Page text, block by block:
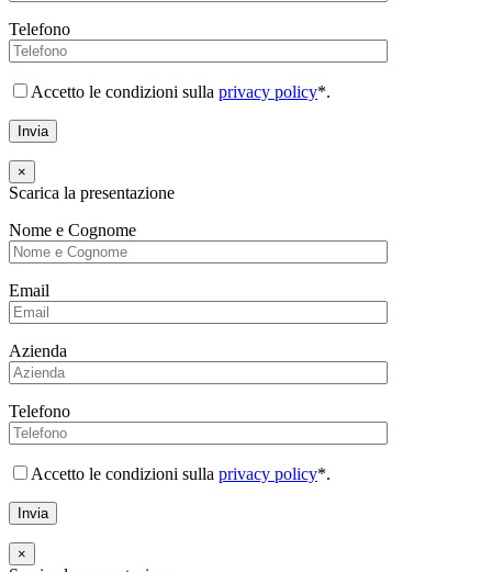
Telefono
Accetto le condizioni sulla privacy policy*.
×
Scarica la presentazione
Nome e Cognome
Email
Azienda
Telefono
Accetto le condizioni sulla privacy policy*.
×